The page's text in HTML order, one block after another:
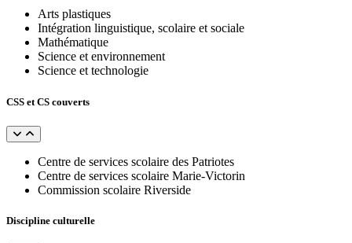
Arts plastiques
Intégration linguistique, scolaire et sociale
Mathématique
Science et environnement
Science et technologie
CSS et CS couverts
Centre de services scolaire des Patriotes
Centre de services scolaire Marie-Victorin
Commission scolaire Riverside
Discipline culturelle